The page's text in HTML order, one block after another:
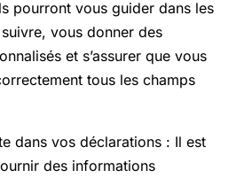
pourront vous guider dans les
vous donner des
et s’assurer que vous
tous les champs
dans vos déclarations : Il est
des informations